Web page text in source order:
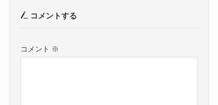
コメントする
コメント ※